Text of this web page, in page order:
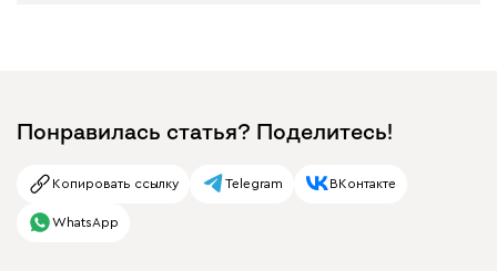
Понравилась статья? Поделитесь!
Копировать ссылку Telegram ВКонтакте
WhatsApp